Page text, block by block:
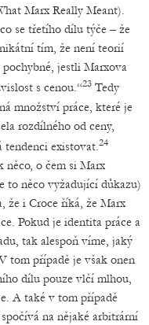
Marx Really Meant).
se třetího dílu týče – že
tím, že není teorií
jestli Marxova
s cenou.“23 Tedy
množství práce, které je
rozdílného od ceny,
tendenci existovat.24
něco, o čem si Marx
to něco vyžadující důkazu)
že i Croce říká, že Marx
Pokud je identita práce a
tak alespoň víme, jaký
tom případě je však onen
dílu pouze vlčí mlhou,
A také v tom případě
spočívá na nějaké arbitrární